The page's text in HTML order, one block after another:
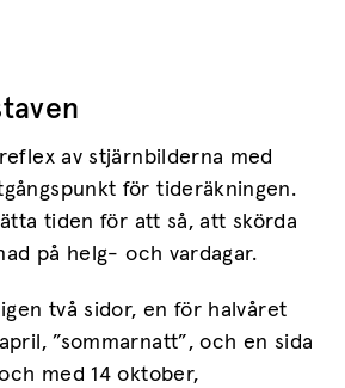
av stjärnbilderna med
för tideräkningen.
tiden för att så, att skörda
på helg- och vardagar.
två sidor, en för halvåret
”sommarnatt”, och en sida
med 14 oktober,